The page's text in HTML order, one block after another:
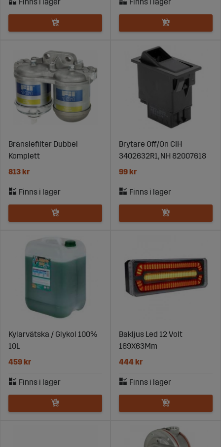
Bränslefilter Dubbel
Komplett
813 kr
Brytare Off/On CIH
3402632R1, NH 82007618
99 kr
Kylarvätska / Glykol 100%
10L
459 kr
Bakljus Led 12 Volt
169X63Mm
444 kr